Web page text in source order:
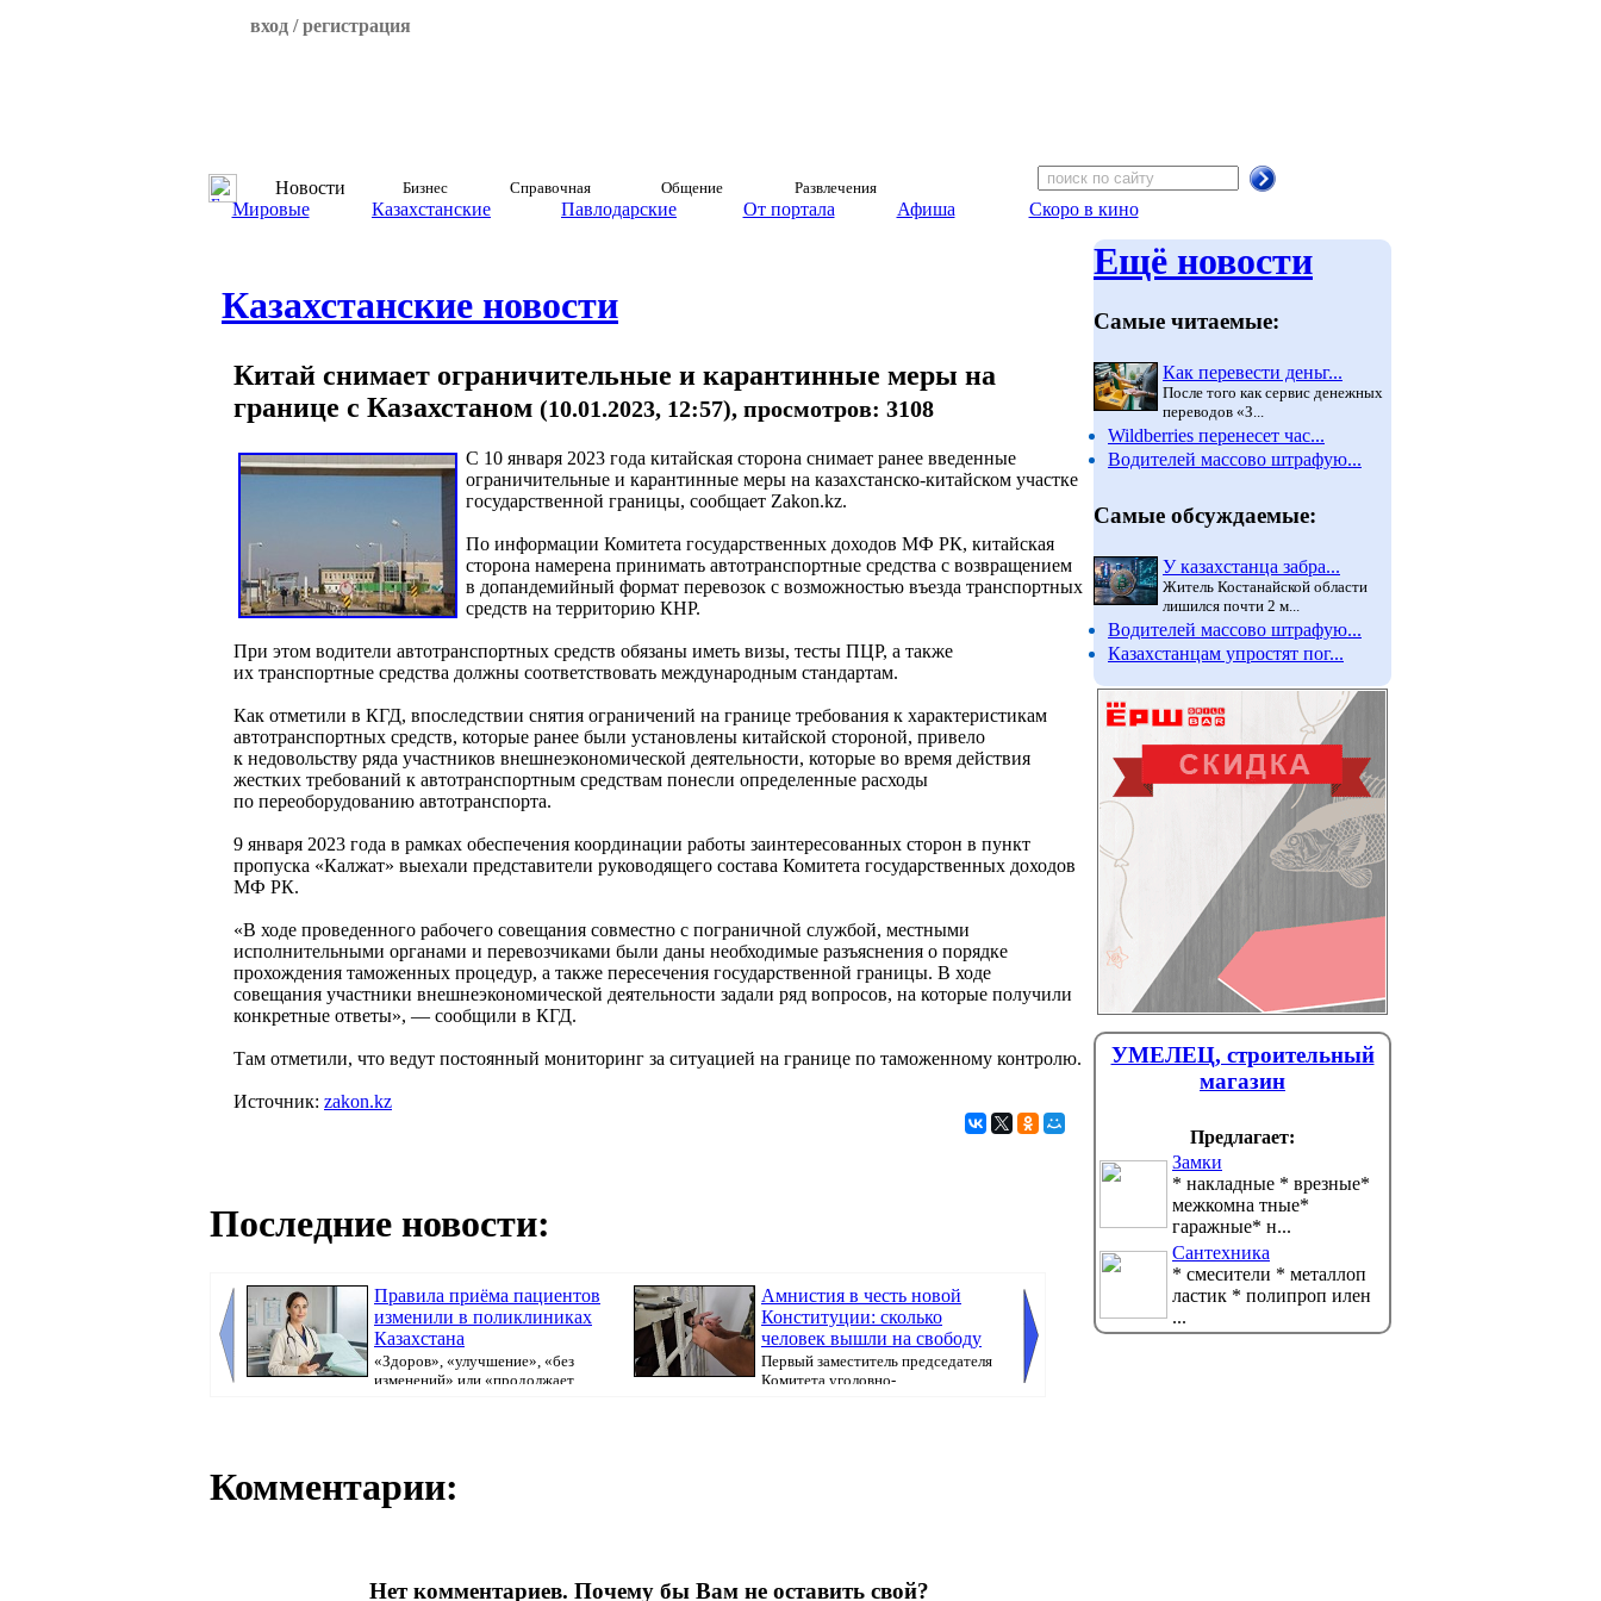
вход / регистрация
Новости Бизнес Справочная Общение Развлечения
Мировые Казахстанские Павлодарские От портала Афиша Скоро в кино
Казахстанские новости
Китай снимает ограничительные и карантинные меры на
границе с Казахстаном (10.01.2023, 12:57), просмотров: 3108
С 10 января 2023 года китайская сторона снимает ранее введенные
ограничительные и карантинные меры на казахстанско-китайском участке
государственной границы, сообщает Zakon.kz.
По информации Комитета государственных доходов МФ РК, китайская
сторона намерена принимать автотранспортные средства с возвращением
в допандемийный формат перевозок с возможностью въезда транспортных
средств на территорию КНР.
При этом водители автотранспортных средств обязаны иметь визы, тесты ПЦР, а также
их транспортные средства должны соответствовать международным стандартам.
Как отметили в КГД, впоследствии снятия ограничений на границе требования к характеристикам
автотранспортных средств, которые ранее были установлены китайской стороной, привело
к недовольству ряда участников внешнеэкономической деятельности, которые во время действия
жестких требований к автотранспортным средствам понесли определенные расходы
по переоборудованию автотранспорта.
9 января 2023 года в рамках обеспечения координации работы заинтересованных сторон в пункт
пропуска «Калжат» выехали представители руководящего состава Комитета государственных доходов
МФ РК.
«В ходе проведенного рабочего совещания совместно с пограничной службой, местными
исполнительными органами и перевозчиками были даны необходимые разъяснения о порядке
прохождения таможенных процедур, а также пересечения государственной границы. В ходе
совещания участники внешнеэкономической деятельности задали ряд вопросов, на которые получили
конкретные ответы», — сообщили в КГД.
Там отметили, что ведут постоянный мониторинг за ситуацией на границе по таможенному контролю.
Источник: zakon.kz
Последние новости:
Правила приёма пациентов
изменили в поликлиниках
Казахстана
«Здоров», «улучшение», «без
изменений» или «продолжает
Амнистия в честь новой
Конституции: сколько
человек вышли на свободу
Первый заместитель председателя
Комитета уголовно-
Новые предметы появятся в
школах Казахстана: что
изменится с 2026-2027
Комментарии:
Нет комментариев. Почему бы Вам не оставить свой?
Ещё новости
Самые читаемые:
Как перевести деньг...
После того как сервис денежных
переводов «З...
Wildberries перенесет час...
Водителей массово штрафую...
Самые обсуждаемые:
У казахстанца забра...
Житель Костанайской области
лишился почти 2 м...
Водителей массово штрафую...
Казахстанцам упростят пог...
УМЕЛЕЦ, строительный
магазин
Предлагает:
Замки
* накладные * врезные*
межкомна тные*
гаражные* н...
Сантехника
* смесители * металлоп
ластик * полипроп илен
...